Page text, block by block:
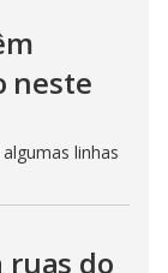
neste
linhas
do